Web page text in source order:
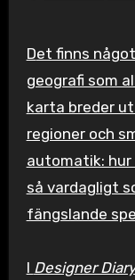
Det finns något med brädspel som handlar om
geografi som
karta breder
regioner och
automatik:
så vardagligt
fängslande
I Designer